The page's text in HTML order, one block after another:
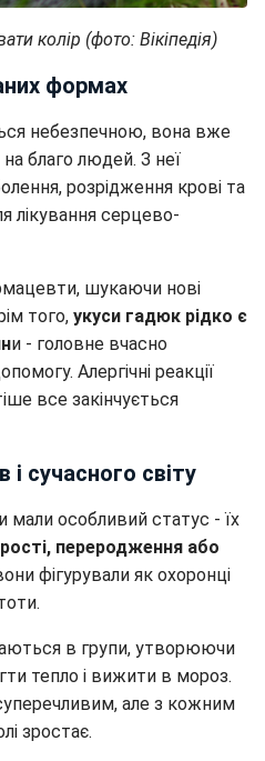
колір (фото: Вікіпедія)
формах
небезпечною, вона вже
благо людей. З неї
розрідження крові та
лікування серцево-
шукаючи нові
того, укуси гадюк рідко є
и - головне вчасно
Алергічні реакції
все закінчується
і сучасного світу
мали особливий статус - їх
переродження або
фігурували як охоронці
в групи, утворюючи
тепло і вижити в мороз.
але з кожним
зростає.